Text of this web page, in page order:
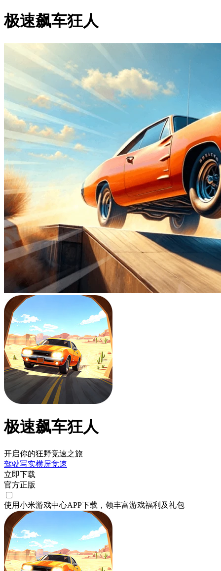
极速飙车狂人
极速飙车狂人
开启你的狂野竞速之旅
驾驶写实横屏竞速
立即下载
官方正版
使用小米游戏中心APP下载 ，领丰富游戏福利 及礼包